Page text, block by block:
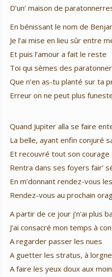
D’un’ maison de
En bénissant le nom de
Je l’ai mise en lieu sûr entre
Et puis l’amour a fait le reste
Toi qui sèmes des
Que n’en as-tu planté sur ta
Erreur on ne peut plus
Quand Jupiter alla se faire
La belle, ayant enfin conjuré
Et recouvré tout son courage
Rentra dans ses foyers fair’
En m’donnant rendez-vous
Rendez-vous au prochain
A partir de ce jour j’n’ai plus
J’ai consacré mon temps à
A regarder passer les nues
A guetter les stratus, à
A faire les yeux doux aux